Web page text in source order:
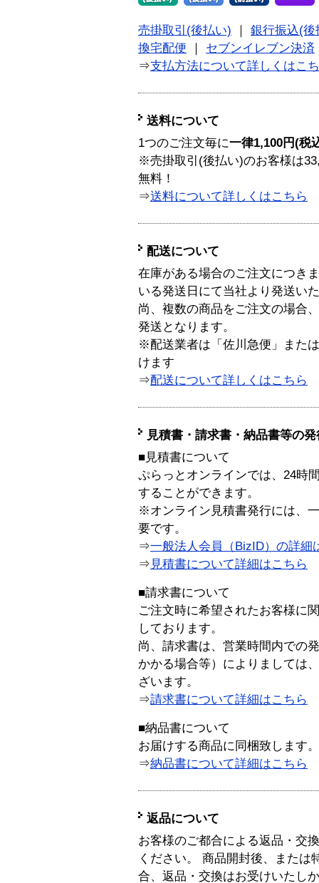
売掛取引(後払い)
銀行振込(後
換宅配便
セブンイレブン決済
⇒支払方法について詳しくはこ
送料について
1つのご注文毎に一律1,100円(税
※売掛取引(後払い)のお客様は
無料！
⇒送料について詳しくはこちら
配送について
在庫がある場合のご注文につき
いる発送日にて当社より発送い
尚、複数の商品をご注文の場合
発送となります。
※配送業者は「佐川急便」また
けます
⇒配送について詳しくはこちら
見積書・請求書・納品書等の
■見積書について
ぷらっとオンラインでは、24時
することができます。
※オンライン見積書発行には、
要です。
⇒一般法人会員（BizID）の詳細
⇒ 見積書について詳細はこちら
■請求書について
ご注文時に希望されたお客様に
しております。
尚、請求書は、営業時間内での
かかる場合等）によりましては
ざいます。
⇒請求書について詳細はこちら
■納品書について
お届けする商品に同梱致します。
⇒納品書について詳細はこちら
返品について
お客様のご都合による返品・交
ください。 商品開封後、または
合、返品・交換はお受けいたし